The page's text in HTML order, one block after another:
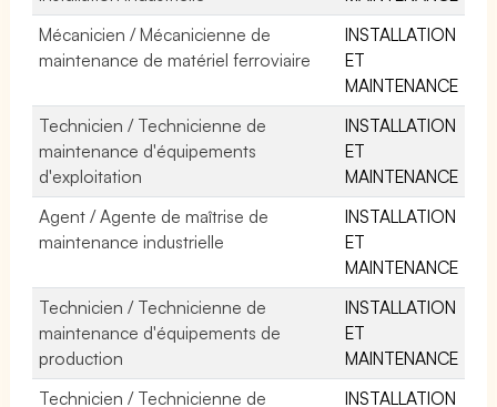
Mécanicien / Mécanicienne de
maintenance de matériel ferroviaire
INSTALLATION
ET
MAINTENANCE
Technicien / Technicienne de
maintenance d'équipements
d'exploitation
INSTALLATION
ET
MAINTENANCE
Agent / Agente de maîtrise de
maintenance industrielle
INSTALLATION
ET
MAINTENANCE
Technicien / Technicienne de
maintenance d'équipements de
production
INSTALLATION
ET
MAINTENANCE
Technicien / Technicienne de
INSTALLATION